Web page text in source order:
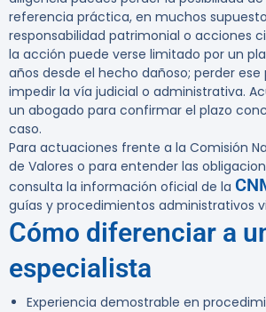
referencia práctica, en muchos
responsabilidad patrimonial o acciones
la acción puede verse limitado por un
años desde el hecho dañoso; perder ese
impedir la vía judicial o administrativa.
un abogado para confirmar el plazo
caso.
Para actuaciones frente a la Comisión
de Valores o para entender las
consulta la información oficial de la
guías y procedimientos administrativos
Cómo diferenciar a
especialista
Experiencia demostrable en